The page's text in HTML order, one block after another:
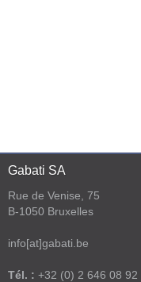
Gabati SA
Rue de Venise, 75
B-1050 Bruxelles
info[at]gabati.be
Tél. : +32 (0) 2 646 08 92